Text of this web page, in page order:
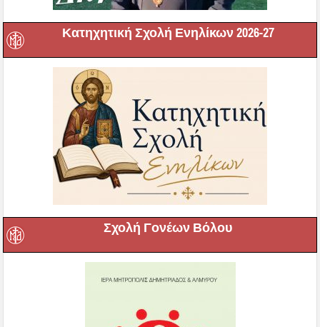
Κατηχητική Σχολή Ενηλίκων 2026-27
Σχολή Γονέων Βόλου